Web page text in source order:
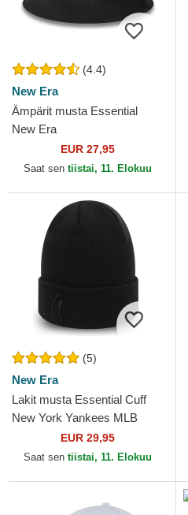
(4.4)
New Era
Ämpärit musta Essential
New Era
EUR 27,95
Saat sen tiistai, 11. Elokuu
(5)
New Era
Lakit musta Essential Cuff
New York Yankees MLB
EUR 29,95
Saat sen tiistai, 11. Elokuu